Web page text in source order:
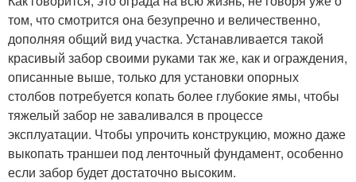
том, что смотрится она безупречно и величественно,
дополняя общий вид участка. Устанавливается такой
красивый забор своими руками так же, как и ограждения,
описанные выше, только для установки опорных
столбов потребуется копать более глубокие ямы, чтобы
тяжелый забор не заваливался в процессе
эксплуатации. Чтобы упрочить конструкцию, можно даже
выкопать траншеи под ленточный фундамент, особенно
если забор будет достаточно высоким.